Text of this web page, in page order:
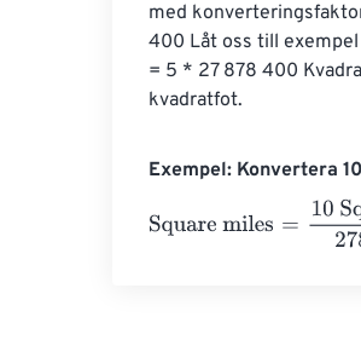
med
400 Låt oss till
= 5 * 27 878 ​​400
kvadratfot.
Exempel: Konvertera
Square miles
10